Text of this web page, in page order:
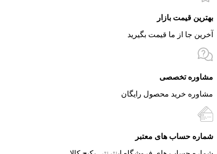
بهترین قیمت بازار
آخرین جا از ما قیمت بگیرید
مشاوره تخصصی
مشاوره خرید محصول رایگان
شماره حساب های معتبر